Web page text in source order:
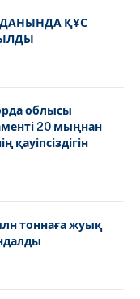
ҚҰС
облысы
20 мыңнан
қауіпсіздігін
тоннаға жуық